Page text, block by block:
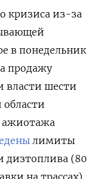
кризиса из-за
в понедельник
продажу
власти шести
ажиотажа
лимиты
дизтоплива (80